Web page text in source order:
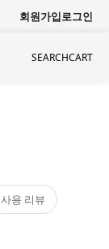
회원가입로그인
SEARCHCART
사용 리뷰